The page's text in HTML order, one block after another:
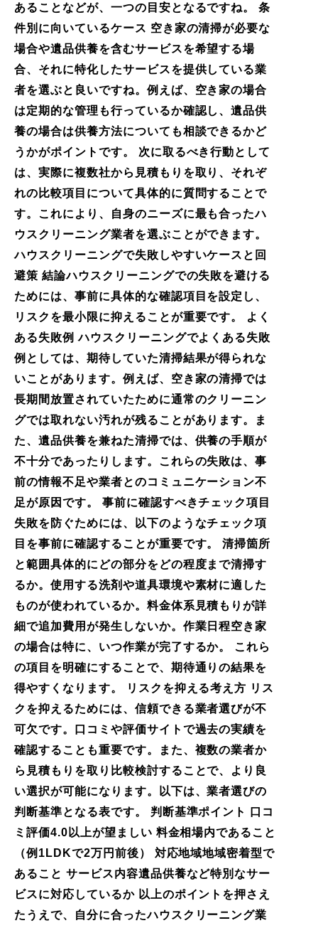
あることなどが、一つの目安となるですね。 条
件別に向いているケース 空き家の清掃が必要な
場合や遺品供養を含むサービスを希望する場
合、それに特化したサービスを提供している業
者を選ぶと良いですね。例えば、空き家の場合
は定期的な管理も行っているか確認し、遺品供
養の場合は供養方法についても相談できるかど
うかがポイントです。 次に取るべき行動として
は、実際に複数社から見積もりを取り、それぞ
れの比較項目について具体的に質問することで
す。これにより、自身のニーズに最も合ったハ
ウスクリーニング業者を選ぶことができます。
ハウスクリーニングで失敗しやすいケースと回
避策 結論ハウスクリーニングでの失敗を避ける
ためには、事前に具体的な確認項目を設定し、
リスクを最小限に抑えることが重要です。 よく
ある失敗例 ハウスクリーニングでよくある失敗
例としては、期待していた清掃結果が得られな
いことがあります。例えば、空き家の清掃では
長期間放置されていたために通常のクリーニン
グでは取れない汚れが残ることがあります。ま
た、遺品供養を兼ねた清掃では、供養の手順が
不十分であったりします。これらの失敗は、事
前の情報不足や業者とのコミュニケーション不
足が原因です。 事前に確認すべきチェック項目
失敗を防ぐためには、以下のようなチェック項
目を事前に確認することが重要です。 清掃箇所
と範囲具体的にどの部分をどの程度まで清掃す
るか。使用する洗剤や道具環境や素材に適した
ものが使われているか。料金体系見積もりが詳
細で追加費用が発生しないか。作業日程空き家
の場合は特に、いつ作業が完了するか。 これら
の項目を明確にすることで、期待通りの結果を
得やすくなります。 リスクを抑える考え方 リス
クを抑えるためには、信頼できる業者選びが不
可欠です。口コミや評価サイトで過去の実績を
確認することも重要です。また、複数の業者か
ら見積もりを取り比較検討することで、より良
い選択が可能になります。以下は、業者選びの
判断基準となる表です。 判断基準ポイント 口コ
ミ評価4.0以上が望ましい 料金相場内であること
（例1LDKで2万円前後） 対応地域地域密着型で
あること サービス内容遺品供養など特別なサー
ビスに対応しているか 以上のポイントを押さえ
たうえで、自分に合ったハウスクリーニング業